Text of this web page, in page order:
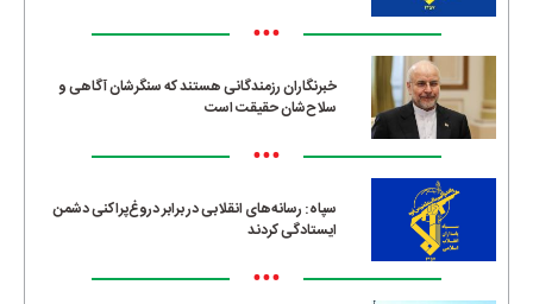
•••
خبرنگاران رزمندگانی هستند که سنگرشان آگاهی و
سلاح‌شان حقیقت است
•••
سپاه: رسانه‌های انقلابی در برابر دروغ‌پراکنی دشمن
ایستادگی کردند
•••